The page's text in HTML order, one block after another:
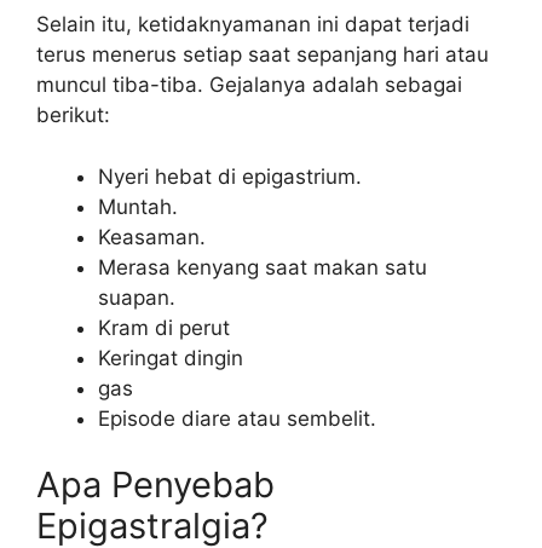
Selain itu, ketidaknyamanan ini dapat terjadi
terus menerus setiap saat sepanjang hari atau
muncul tiba-tiba. Gejalanya adalah sebagai
berikut:
Nyeri hebat di epigastrium.
Muntah.
Keasaman.
Merasa kenyang saat makan satu
suapan.
Kram di perut
Keringat dingin
gas
Episode diare atau sembelit.
Apa Penyebab
Epigastralgia?